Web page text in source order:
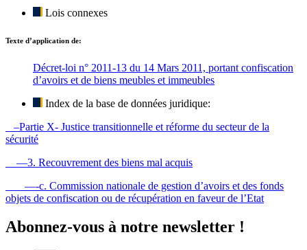
Lois connexes
Texte d’application de:
Décret-loi n° 2011-13 du 14 Mars 2011, portant confiscation
d’avoirs et de biens meubles et immeubles
Index de la base de données juridique:
–Partie X- Justice transitionnelle et réforme du secteur de la
sécurité
—3. Recouvrement des biens mal acquis
—-c. Commission nationale de gestion d’avoirs et des fonds
objets de confiscation ou de récupération en faveur de l’Etat
Abonnez-vous à notre newsletter !